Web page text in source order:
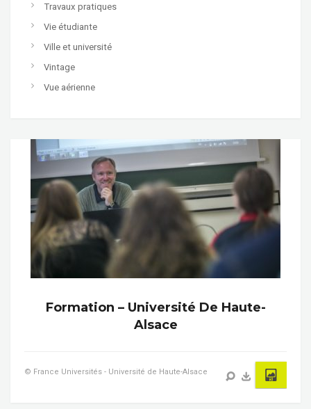
Travaux pratiques
Vie étudiante
Ville et université
Vintage
Vue aérienne
Formation – Université De Haute-
Alsace
© France Universités - Université de Haute-Alsace